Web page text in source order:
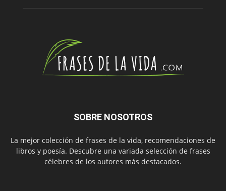
SOBRE NOSOTROS
La mejor colección de frases de la vida, recomendaciones de
libros y poesía. Descubre una variada selección de frases
célebres de los autores más destacados.